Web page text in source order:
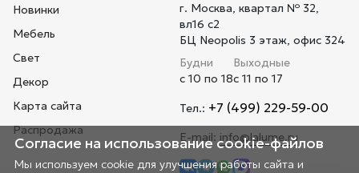
Новинки
Мебель
Свет
Декор
Карта сайта
Распродажа
г. Москва, квартал № 32,
вл16 с2
БЦ Neopolis 3 этаж, офис 324
Будни
с 10 по 18
Выходные
с 11 по 17
Тел.: +7 (499) 229-59-00
E-mail: info@lalume.ru
Согласие на использование cookie-файлов
Мы используем cookie для улучшения работы сайта и